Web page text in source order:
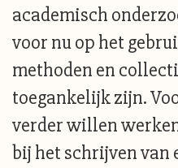
academisch
voor nu op het
methoden en
toegankelijk zijn.
verder willen
bij het schrijven van